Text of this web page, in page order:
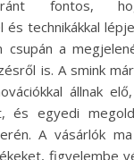
fontos,
és technikákkal
csupán a
is. A smink
állnak
és egyedi
A vásárlók
figyelembe